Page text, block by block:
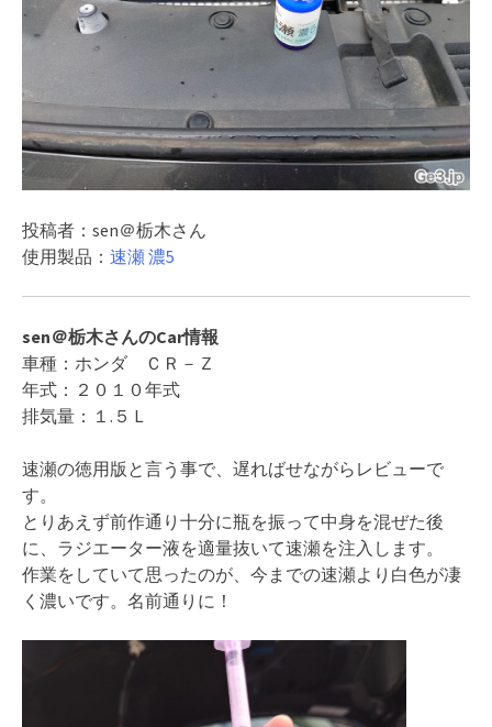
投稿者：sen＠栃木さん
使用製品： 速瀬 濃5
sen＠栃木さんのCar情報
車種：ホンダ ＣＲ－Ｚ
年式：２０１０年式
排気量：１.５Ｌ
速瀬の徳用版と言う事で、遅ればせながらレビューで
す。
とりあえず前作通り十分に瓶を振って中身を混ぜた後
に、ラジエーター液を適量抜いて速瀬を注入します。
作業をしていて思ったのが、今までの速瀬より白色が凄
く濃いです。名前通りに！